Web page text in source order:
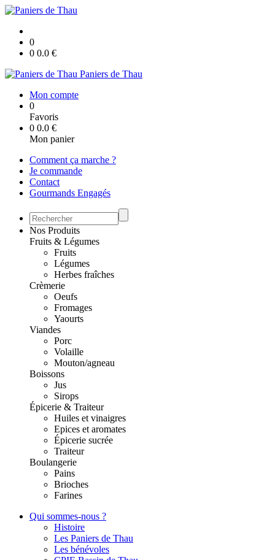
0
0 0.0 €
Paniers de Thau
Mon compte
0
Favoris
0 0.0 €
Mon panier
Comment ça marche ?
Je commande
Contact
Gourmands Engagés
Nos Produits
Fruits & Légumes
Fruits
Légumes
Herbes fraîches
Crèmerie
Oeufs
Fromages
Yaourts
Viandes
Porc
Volaille
Mouton/agneau
Boissons
Jus
Sirops
Épicerie & Traiteur
Huiles et vinaigres
Epices et aromates
Épicerie sucrée
Traiteur
Boulangerie
Pains
Brioches
Farines
Qui sommes-nous ?
Histoire
Les Paniers de Thau
Les bénévoles